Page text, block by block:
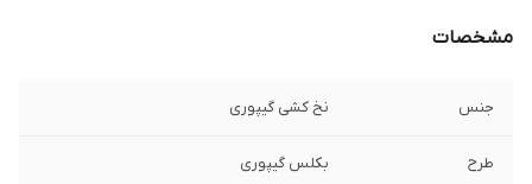
مشخصات
جنس نخ کشی گیپوری
طرح بکلس گیپوری